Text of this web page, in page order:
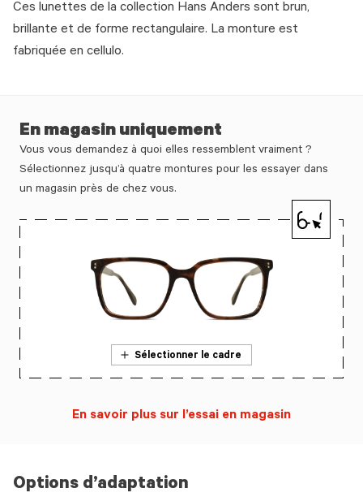
Ces lunettes de la collection Hans Anders sont brun,
brillante et de forme rectangulaire. La monture est
fabriquée en cellulo.
Options d’adaptation
En magasin uniquement
Vous vous demandez à quoi elles ressemblent vraiment ?
Sélectionnez jusqu’à quatre montures pour les essayer dans
un magasin près de chez vous.
Sélectionner le cadre
En savoir plus sur l’essai en magasin